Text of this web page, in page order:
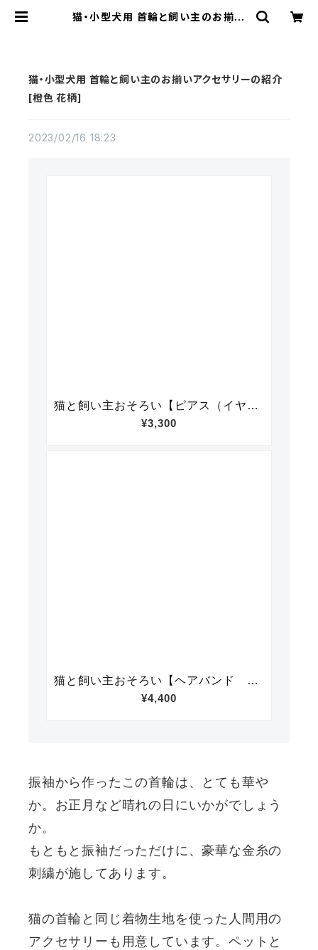
猫・小型犬用 首輪と飼い主のお揃い
猫・小型犬用 首輪と飼い主のお揃いアクセサリーの紹介
[橙色 花柄]
2023/02/16 18:23
振袖から作ったこの首輪は、とても華や
か。お正月など晴れの日にいかがでしょう
か。
もともと振袖だっただけに、豪華な金糸の
刺繍が施してあります。
猫の首輪と同じ着物生地を使った人間用の
アクセサリーも用意しています。ペットと